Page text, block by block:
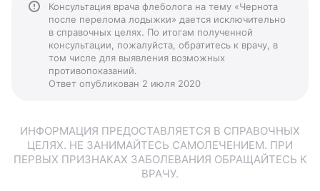
Консультация врача флеболога на тему «Чернота
после перелома лодыжки» дается исключительно
в справочных целях. По итогам полученной
консультации, пожалуйста, обратитесь к врачу, в
том числе для выявления возможных
противопоказаний.
Ответ опубликован 2 июля 2020
ИНФОРМАЦИЯ ПРЕДОСТАВЛЯЕТСЯ В СПРАВОЧНЫХ
ЦЕЛЯХ. НЕ ЗАНИМАЙТЕСЬ САМОЛЕЧЕНИЕМ. ПРИ
ПЕРВЫХ ПРИЗНАКАХ ЗАБОЛЕВАНИЯ ОБРАЩАЙТЕСЬ К
ВРАЧУ.